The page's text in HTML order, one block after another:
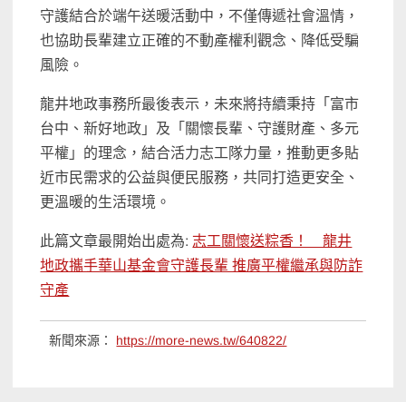
守護結合於端午送暖活動中，不僅傳遞社會溫情，
也協助長輩建立正確的不動產權利觀念、降低受騙
風險。
龍井地政事務所最後表示，未來將持續秉持「富市
台中、新好地政」及「關懷長輩、守護財產、多元
平權」的理念，結合活力志工隊力量，推動更多貼
近市民需求的公益與便民服務，共同打造更安全、
更溫暖的生活環境。
此篇文章最開始出處為:志工關懷送粽香！ 龍井
地政攜手華山基金會守護長輩 推廣平權繼承與防詐
守產
新聞來源： https://more-news.tw/640822/